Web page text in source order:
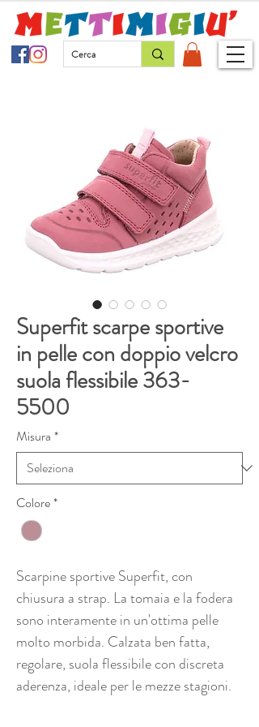
Superfit scarpe sportive
in pelle con doppio velcro
suola flessibile 363-
5500
Misura *
Colore*
Scarpine sportive Superfit, con
chiusura a strap. La tomaia e la fodera
sono interamente in un'ottima pelle
molto morbida. Calzata ben fatta,
regolare, suola flessibile con discreta
aderenza, ideale per le mezze stagioni.